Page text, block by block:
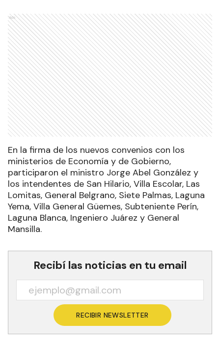
Ads
En la firma de los nuevos convenios con los
ministerios de Economía y de Gobierno,
participaron el ministro Jorge Abel González y
los intendentes de San Hilario, Villa Escolar, Las
Lomitas, General Belgrano, Siete Palmas, Laguna
Yema, Villa General Güemes, Subteniente Perín,
Laguna Blanca, Ingeniero Juárez y General
Mansilla.
Recibí las noticias en tu email
RECIBIR NEWSLETTER